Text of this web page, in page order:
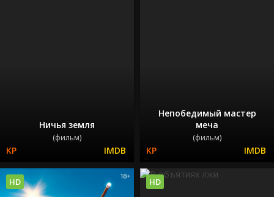
Ничья земля
(фильм)
Непобедимый мастер
меча
(фильм)
HD HD